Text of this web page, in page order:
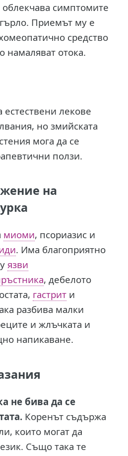
облекчава симптомите
Приемът му е
средство
намаляват отока.
лекове
но змийската
мога да се
ползи.
на
миоми, псориазис и
. Има благоприятно
язви
, дебелото
гастрит и
разбива малки
и жлъчката и
напикаване.
не бива да се
Коренът съдържа
които могат да
Също така те